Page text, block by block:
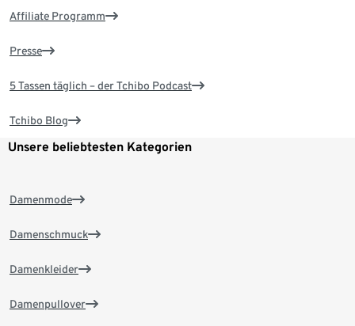
Affiliate Programm
Presse
5 Tassen täglich – der Tchibo Podcast
Tchibo Blog
Unsere beliebtesten Kategorien
Damenmode
Damenschmuck
Damenkleider
Damenpullover